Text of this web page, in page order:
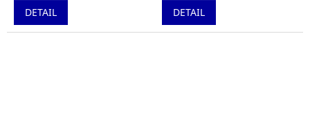
DETAIL DETAIL